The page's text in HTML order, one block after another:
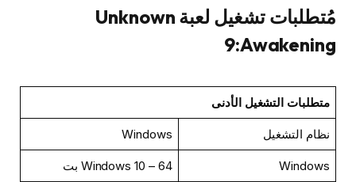
مُتطلبات تشغيل لعبة Unknown
9:Awakening
متطلبات التشغيل الأدنى
نظام التشغيل Windows
Windows Windows 10 – 64 بت